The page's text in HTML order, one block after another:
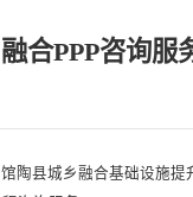
合PPP咨询服
陶县城乡融合基础设施